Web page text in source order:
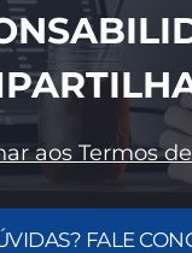
aos Termos
FALE